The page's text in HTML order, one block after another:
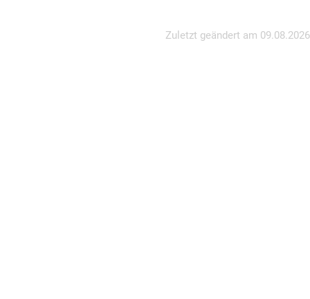
Zuletzt geändert am 09.08.2026